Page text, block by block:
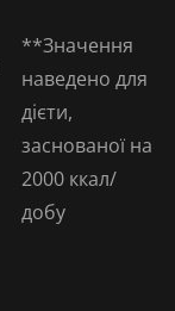
**Значення
наведено для
дієти,
заснованої на
2000 ккал/
добу